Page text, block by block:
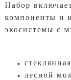
Набор
компоненты и
экосистемы с
лесной